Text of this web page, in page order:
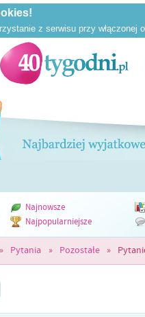
Najnowsze
Najpopularniejsze
» Pytania » Pozostałe »